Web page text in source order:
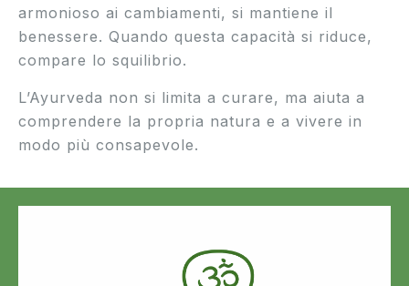
armonioso ai cambiamenti, si mantiene il
benessere. Quando questa capacità si riduce,
compare lo squilibrio.
L’Ayurveda non si limita a curare, ma aiuta a
comprendere la propria natura e a vivere in
modo più consapevole.